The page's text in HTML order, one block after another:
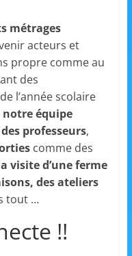
métrages
acteurs et
propre comme au
des
l’année scolaire
notre équipe
professeurs,
comme des
visite d’une ferme
des ateliers
tout …
!!